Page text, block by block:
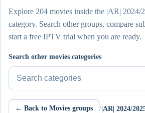
Explore 204 movies inside the |AR| افلام عربية 2024/2025
category. Search other groups, compare
start a free IPTV trial when you are ready.
Search other movies categories
← Back to Movies groups /